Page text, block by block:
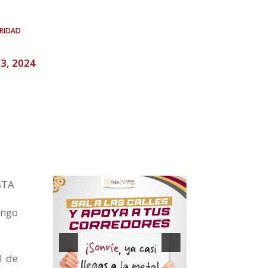
2024
de